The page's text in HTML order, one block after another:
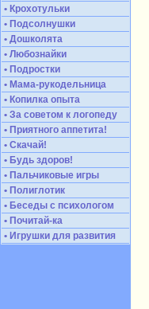
• Крохотульки
• Подсолнушки
• Дошколята
• Любознайки
• Подростки
• Мама-рукодельница
• Копилка опыта
• За советом к логопеду
• Приятного аппетита!
• Скачай!
• Будь здоров!
• Пальчиковые игры
• Полиглотик
• Беседы с психологом
• Почитай-ка
• Игрушки для развития